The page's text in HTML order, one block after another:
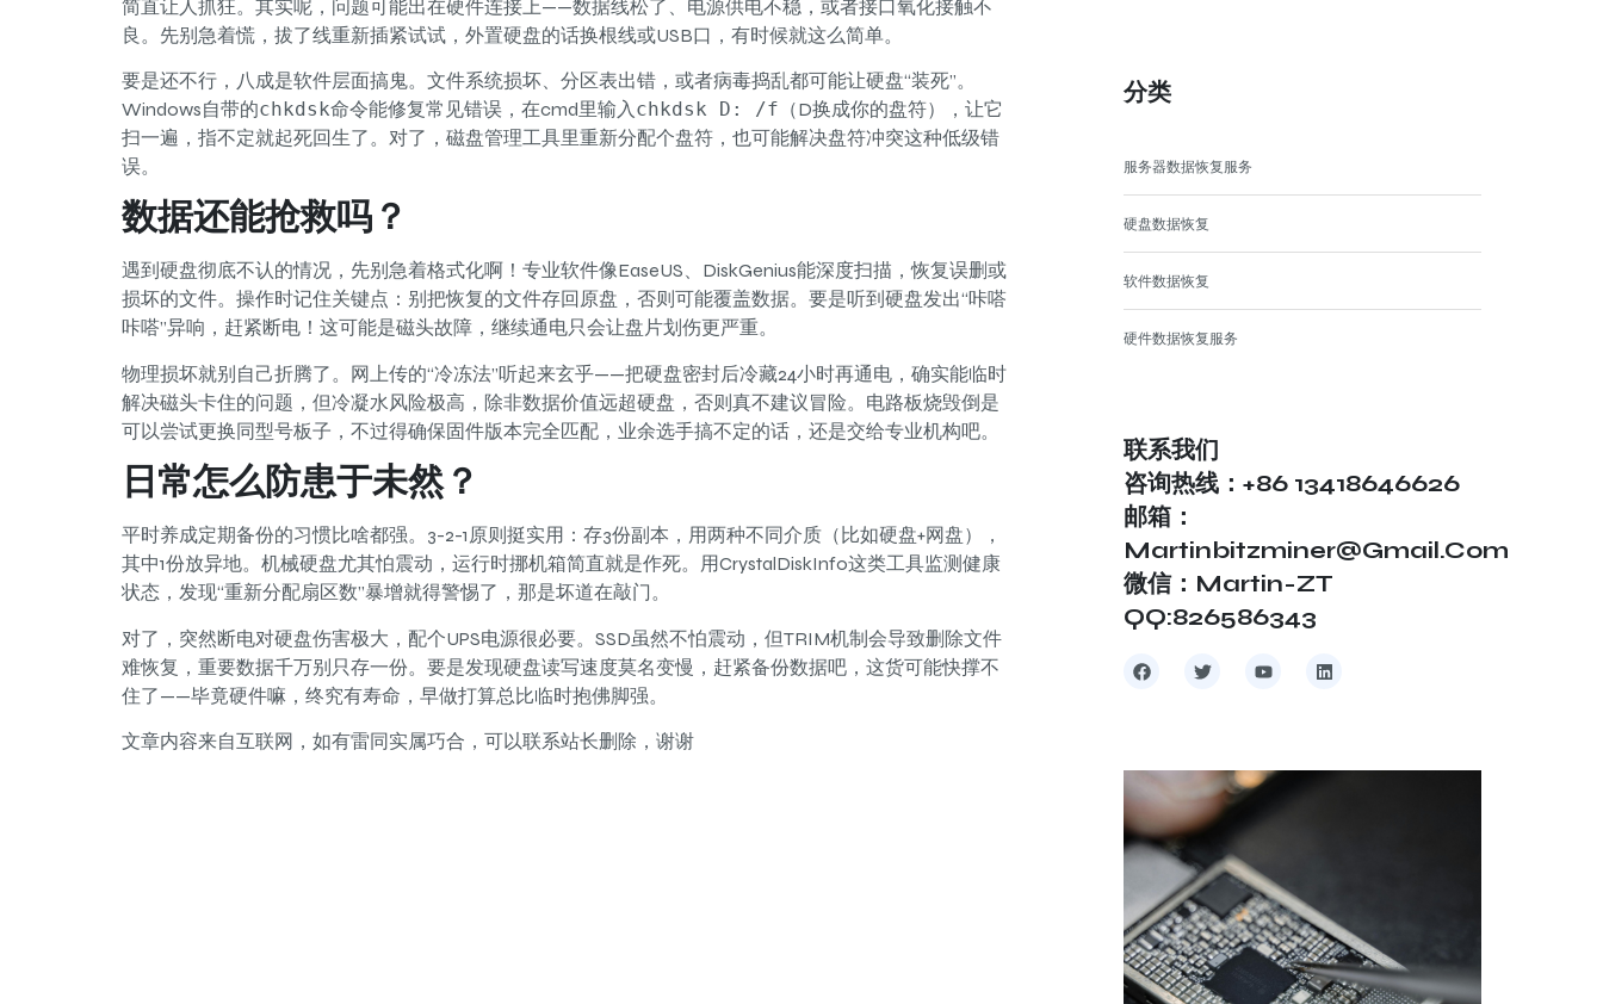
简直让人抓狂。其实呢，问题可能出在硬件连接上——数据线松了、电源供电不稳，或者接口氧化接触不
良。先别急着慌，拔了线重新插紧试试，外置硬盘的话换根线或USB口，有时候就这么简单。
要是还不行，八成是软件层面搞鬼。文件系统损坏、分区表出错，或者病毒捣乱都可能让硬盘“装死”。
Windows自带的chkdsk命令能修复常见错误，在cmd里输入chkdsk D: /f （D换成你的盘符），让它
扫一遍，指不定就起死回生了。对了，磁盘管理工具里重新分配个盘符，也可能解决盘符冲突这种低级错
误。
数据还能抢救吗？
遇到硬盘彻底不认的情况，先别急着格式化啊！专业软件像EaseUS、DiskGenius能深度扫描，恢复误删或
损坏的文件。操作时记住关键点：别把恢复的文件存回原盘，否则可能覆盖数据。要是听到硬盘发出“咔嗒
咔嗒”异响，赶紧断电！这可能是磁头故障，继续通电只会让盘片划伤更严重。
物理损坏就别自己折腾了。网上传的“冷冻法”听起来玄乎——把硬盘密封后冷藏24小时再通电，确实能临时
解决磁头卡住的问题，但冷凝水风险极高，除非数据价值远超硬盘，否则真不建议冒险。电路板烧毁倒是
可以尝试更换同型号板子，不过得确保固件版本完全匹配，业余选手搞不定的话，还是交给专业机构吧。
日常怎么防患于未然？
平时养成定期备份的习惯比啥都强。3-2-1原则挺实用：存3份副本，用两种不同介质（比如硬盘+网盘），
其中1份放异地。机械硬盘尤其怕震动，运行时挪机箱简直就是作死。用CrystalDiskInfo这类工具监测健康
状态，发现“重新分配扇区数”暴增就得警惕了，那是坏道在敲门。
对了，突然断电对硬盘伤害极大，配个UPS电源很必要。SSD虽然不怕震动，但TRIM机制会导致删除文件
难恢复，重要数据千万别只存一份。要是发现硬盘读写速度莫名变慢，赶紧备份数据吧，这货可能快撑不
住了——毕竟硬件嘛，终究有寿命，早做打算总比临时抱佛脚强。
文章内容来自互联网，如有雷同实属巧合，可以联系站长删除，谢谢
分类
服务器数据恢复服务
硬盘数据恢复
软件数据恢复
硬件数据恢复服务
联系我们
咨询热线：+86 13418646626
邮箱：
Martinbitzminer@gmail.com
微信：Martin-ZT
QQ:826586343